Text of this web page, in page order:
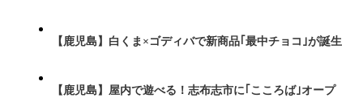
【鹿児島】白くま×ゴディバで新商品｢最中チョコ｣が誕生
【鹿児島】屋内で遊べる！志布志市に｢こころば｣オープ